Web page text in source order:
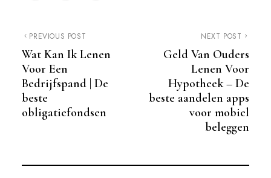
PREVIOUS POST
Wat Kan Ik Lenen
Voor Een
Bedrijfspand | De
beste
obligatiefondsen
NEXT POST
Geld Van Ouders
Lenen Voor
Hypotheek – De
beste aandelen apps
voor mobiel
beleggen